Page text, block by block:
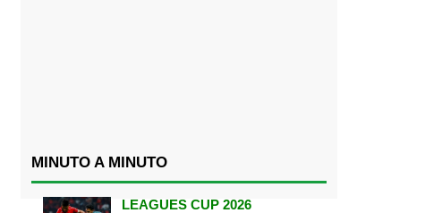
MINUTO A MINUTO
LEAGUES CUP 2026